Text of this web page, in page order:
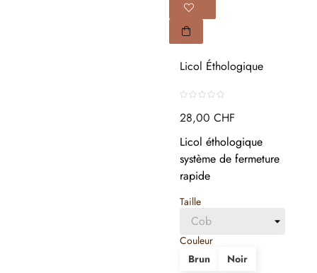
Licol Éthologique
28,00 CHF
Licol éthologique
système de fermeture
rapide
Taille
Couleur
Brun
Noir